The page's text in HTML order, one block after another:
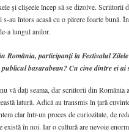
şi clişeele încep să se dizolve.
au întors acasă cu o părere foarte bună.
a lungul anilor.
România, participanţi la Festivalul
basarabean? Cu cine dintre ei ai
vă daţi seama, dar scriitorii din România
latură. Adică au transmis în ţară
clar într-un proces de curiozitate, de
există în noi. Iar o cultură are nevoie